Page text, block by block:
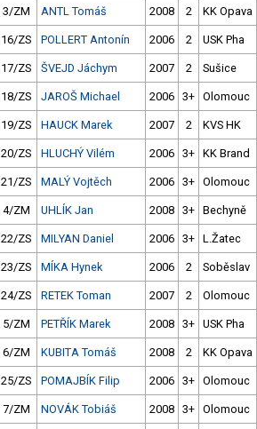
3/ZM ANTL Tomáš 2008 2 KK Opava
16/ZS POLLERT Antonín 2006 2 USK Pha
17/ZS ŠVEJD Jáchym 2007 2 Sušice
18/ZS JAROŠ Michael 2006 3+ Olomouc
19/ZS HAUCK Marek 2007 2 KVS HK
20/ZS HLUCHÝ Vilém 2006 3+ KK Brand
21/ZS MALÝ Vojtěch 2006 3+ Olomouc
4/ZM UHLÍK Jan 2008 3+ Bechyně
22/ZS MILYAN Daniel 2006 3+ L.Žatec
23/ZS MÍKA Hynek 2006 2 Soběslav
24/ZS RETEK Toman 2007 2 Olomouc
5/ZM PETŘÍK Marek 2008 3+ USK Pha
6/ZM KUBITA Tomáš 2008 2 KK Opava
25/ZS POMAJBÍK Filip 2006 3+ Olomouc
7/ZM NOVÁK Tobiáš 2008 3+ Olomouc